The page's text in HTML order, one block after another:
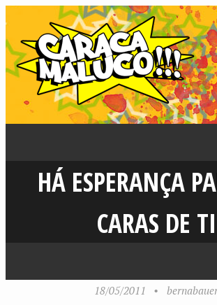
HÁ ESPERANÇA
CARAS DE TI
18/05/2011 •